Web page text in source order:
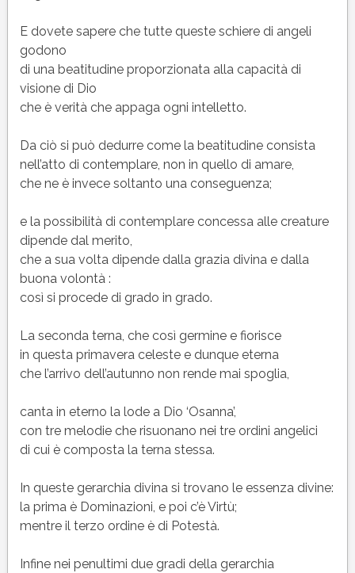
E dovete sapere che tutte queste schiere di angeli
godono
di una beatitudine proporzionata alla capacità di
visione di Dio
che è verità che appaga ogni intelletto.
Da ciò si può dedurre come la beatitudine consista
nell’atto di contemplare, non in quello di amare,
che ne è invece soltanto una conseguenza;
e la possibilità di contemplare concessa alle creature
dipende dal merito,
che a sua volta dipende dalla grazia divina e dalla
buona volontà :
così si procede di grado in grado.
La seconda terna, che così germine e fiorisce
in questa primavera celeste e dunque eterna
che l’arrivo dell’autunno non rende mai spoglia,
canta in eterno la lode a Dio ‘Osanna’,
con tre melodie che risuonano nei tre ordini angelici
di cui è composta la terna stessa.
In queste gerarchia divina si trovano le essenza divine:
la prima è Dominazioni, e poi c’è Virtù;
mentre il terzo ordine è di Potestà.
Infine nei penultimi due gradi della gerarchia